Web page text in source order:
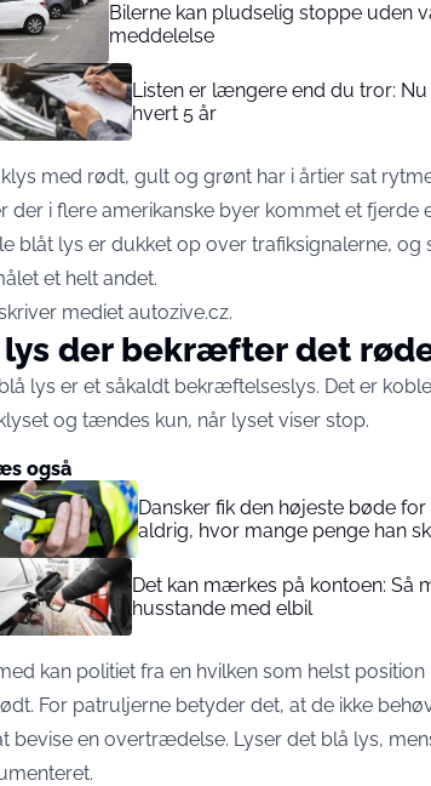
Bilerne kan pludselig stoppe uden
meddelelse
Listen er længere end du tror:
hvert 5 år
med rødt, gult og grønt har i årtier sat
der i flere amerikanske byer kommet et fjerde
blåt lys er dukket op over trafiksignalerne,
et helt andet.
mediet autozive.cz.
lys der bekræfter det
lys er et såkaldt bekræftelseslys. Det er
og tændes kun, når lyset viser stop.
også
Dansker fik den højeste bøde
aldrig, hvor mange penge han
Det kan mærkes på kontoen: Så
husstande med elbil
kan politiet fra en hvilken som helst
For patruljerne betyder det, at de ikke
bevise en overtrædelse. Lyser det blå lys,